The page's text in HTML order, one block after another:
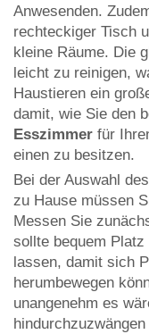
Anwesenden.
rechteckiger Tisch
kleine Räume. Die
leicht zu reinigen,
Haustieren ein
damit, wie Sie den
Esszimmer für
einen zu besitzen.
Bei der Auswahl
zu Hause müssen
Messen Sie
sollte bequem Platz
lassen, damit sich
herumbewegen
unangenehm es